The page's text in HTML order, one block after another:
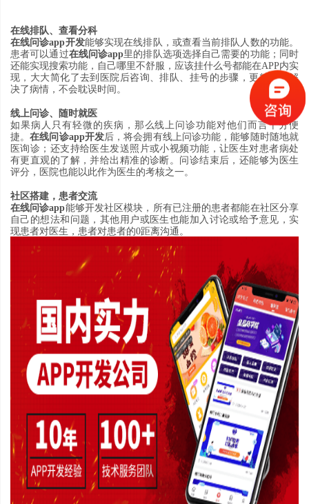
在线排队、 查看分科
在线问诊app开发能够实现在线排队 ， 或查看当前排队人数的功能。
患者可以通过在线问诊app里的排队选项选择自己需要的功能； 同时
还能实现搜索功能 ， 自己哪里不舒服 ， 应该挂什么号都能在APP内实
现 ， 大大简化了去到医院后咨询、排队、 挂号的步骤 ， 更精准地解
决了病情 ， 不会耽误时间 。
线上问诊、
随时就医
如果病人只有轻微的疾病 ， 那么线上问诊功能对他们而言十分便
捷。在线问诊app开发后 ，将会拥有线上问诊功能 ，能够随时随地就
医询诊 ； 还支持给医生发送照片或小视频功能 ，让医生对患者病处
有更直观的了解 ， 并给出精准的诊断。 问诊结束后 ， 还能够为医生
评分 ， 医院也能以此作为医生的考核之一。
社区搭建 ， 患者交流
在线问诊app能够开发社区模块 ， 所有已注册的患者都能在社区分享
自己的想法和问题 ， 其他用户或医生也能加入讨论或给予意见 ， 实
现患者对医生 ， 患者对患者的0距离沟通 。